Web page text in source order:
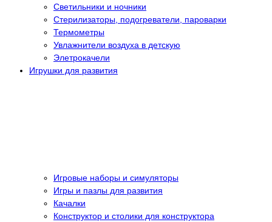
Светильники и ночники
Стерилизаторы, подогреватели, пароварки
Термометры
Увлажнители воздуха в детскую
Элетрокачели
Игрушки для развития
Игровые наборы и симуляторы
Игры и пазлы для развития
Качалки
Конструктор и столики для конструктора